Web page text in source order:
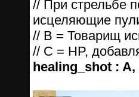
// При стрельбе
исцеляющие
// B = Товарищ
// C = HP,
healing_shot : A,